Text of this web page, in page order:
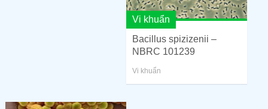
Vi khuẩn
Bacillus spizizenii –
NBRC 101239
Vi khuẩn